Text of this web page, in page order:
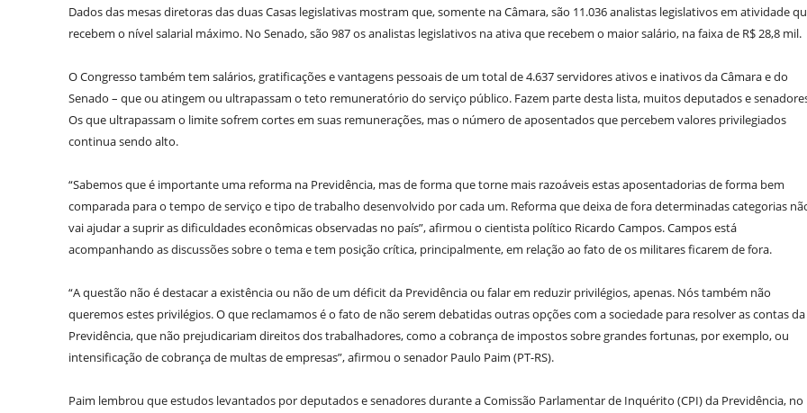
Dados das mesas diretoras das duas Casas legislativas mostram que, somente na Câmara, são 11.036 analistas legislativos em atividade
recebem o nível salarial máximo. No Senado, são 987 os analistas legislativos na ativa que recebem o maior salário, na faixa de R$ 28,8 mil.
O Congresso também tem salários, gratificações e vantagens pessoais de um total de 4.637 servidores ativos e inativos da Câmara e do
Senado – que ou atingem ou ultrapassam o teto remuneratório do serviço público. Fazem parte desta lista, muitos deputados e
Os que ultrapassam o limite sofrem cortes em suas remunerações, mas o número de aposentados que percebem valores privilegiados
continua sendo alto.
“Sabemos que é importante uma reforma na Previdência, mas de forma que torne mais razoáveis estas aposentadorias de forma bem
comparada para o tempo de serviço e tipo de trabalho desenvolvido por cada um. Reforma que deixa de fora determinadas categorias
vai ajudar a suprir as dificuldades econômicas observadas no país”, afirmou o cientista político Ricardo Campos. Campos está
acompanhando as discussões sobre o tema e tem posição crítica, principalmente, em relação ao fato de os militares ficarem de fora.
“A questão não é destacar a existência ou não de um déficit da Previdência ou falar em reduzir privilégios, apenas. Nós também não
queremos estes privilégios. O que reclamamos é o fato de não serem debatidas outras opções com a sociedade para resolver as contas da
Previdência, que não prejudicariam direitos dos trabalhadores, como a cobrança de impostos sobre grandes fortunas, por exemplo, ou
intensificação de cobrança de multas de empresas”, afirmou o senador Paulo Paim (PT-RS).
Paim lembrou que estudos levantados por deputados e senadores durante a Comissão Parlamentar de Inquérito (CPI) da Previdência, no